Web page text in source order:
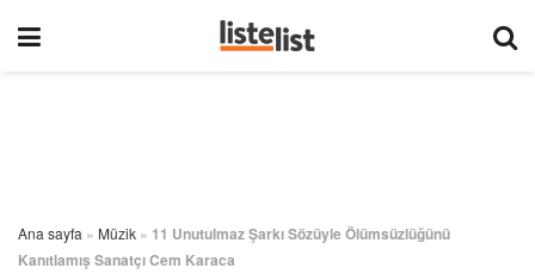
Ana sayfa » Müzik » 11 Unutulmaz Şarkı Sözüyle Ölümsüzlüğünü
Kanıtlamış Sanatçı Cem Karaca